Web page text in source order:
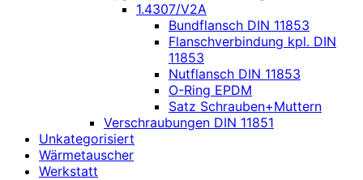
1.4307/V2A
Bundflansch DIN 11853
Flanschverbindung kpl. DIN
11853
Nutflansch DIN 11853
O-Ring EPDM
Satz Schrauben+Muttern
Verschraubungen DIN 11851
Unkategorisiert
Wärmetauscher
Werkstatt